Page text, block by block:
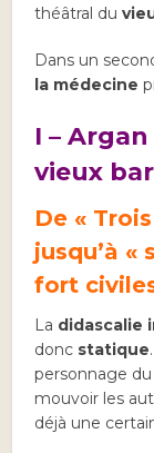
théâtral du
Dans un
la médecine
I –
vieux
De «
jusqu’à
fort
La didascalie
donc statique
personnage
mouvoir les
déjà une